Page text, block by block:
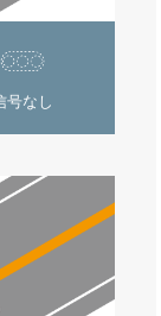
号なし